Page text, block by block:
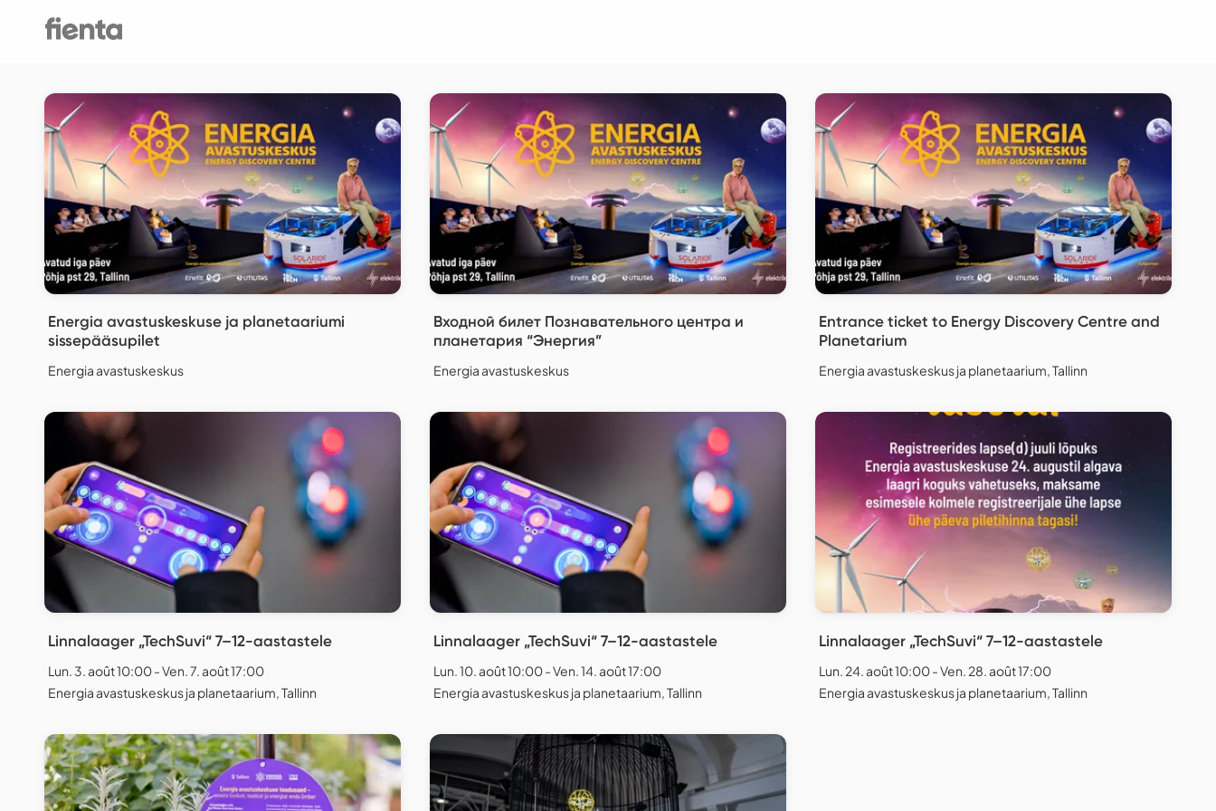
Energia avastuskeskuse ja planetaariumi
sissepääsupilet
Energia avastuskeskus
Входной билет Познавательного центра и
планетария “Энергия”
Energia avastuskeskus
Entrance ticket to Energy Discovery Centre and
Planetarium
Energia avastuskeskus ja planetaarium, Tallinn
Linnalaager „TechSuvi“ 7–12-aastastele
Lun. 3. août 10:00 - Ven. 7. août 17:00
Energia avastuskeskus ja planetaarium, Tallinn
Linnalaager „TechSuvi“ 7–12-aastastele
Lun. 10. août 10:00 - Ven. 14. août 17:00
Energia avastuskeskus ja planetaarium, Tallinn
Linnalaager „TechSuvi“ 7–12-aastastele
Lun. 24. août 10:00 - Ven. 28. août 17:00
Energia avastuskeskus ja planetaarium, Tallinn